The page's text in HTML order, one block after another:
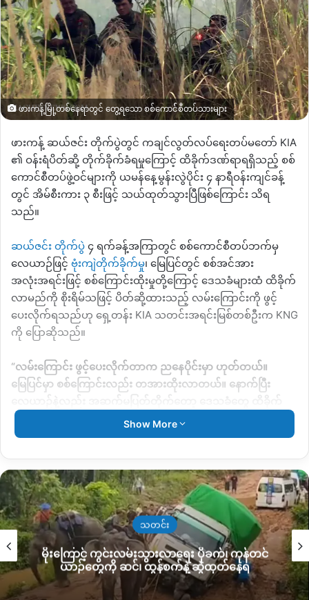
ဖားကန့်မြို့တစ်နေရာတွင် တွေ့ရသော စစ်ကောင််စီတပ်သားများ
ဖားကန့် ဆယ်ဇင်း တိုက်ပွဲတွင် ကချင်လွတ်လပ်ရေးတပ်မတော် KIA
၏ ဝန်းရံပိတ်ဆို့ တိုက်ခိုက်ခံရမှုကြောင့် ထိခိုက်ဒဏ်ရာရရှိသည့် စစ်
ကောင်စီတပ်ဖွဲ့ဝင်များကို ယမန်နေ့မွန်းလွဲပိုင်း ၄ နာရီဝန်းကျင်ခန့်
တွင် အိမ်စီးကား ၃ စီးဖြင့် သယ်ထုတ်သွားပြီဖြစ်ကြောင်း သိရ
သည်။
ဆယ်ဇင်း တိုက်ပွဲ ၄ ရက်ခန့်အကြာတွင် စစ်ကောင်စီတပ်ဘက်မှ
လေယာဉ်ဖြင့် ဗုံးကျဲတိုက်ခိုက်မှု၊ မြေပြင်တွင် စစ်အင်အား
အလုံးအရင်းဖြင့် စစ်ကြောင်းထိုးမှုတို့ကြောင့် ဒေသခံများထံ ထိခိုက်
လာမည်ကို စိုးရိမ်သဖြင့် ပိတ်ဆို့ထားသည့် လမ်းကြောင်းကို ဖွင့်
ပေးလိုက်ရသည်ဟု ရှေ့တန်း KIA သတင်းအရင်းမြစ်တစ်ဦးက KNG
ကို ပြောဆိုသည်။
“လမ်းကြောင်း ဖွင့်ပေးလိုက်တာက ညနေပိုင်းမှာ ဟုတ်တယ်။
မြေပြင်မှာ စစ်ကြောင်းလည်း တအားထိုးလာတယ်။ နောက်ပြီး
လာတာမျိုးဖြစ်လာနိုင်တယ်။ ရွာသားတွေကို ငဲ့ညှာတာလည်း ပါ
တယ်။ အဲ့ကြောင့် အထက်အမိန့်နဲ့ လမ်းတွေကို ဖွင့်ပေးလိုက်ရတယ်”
KIA မှ လမ်းကြောင်းဖွင့်ပေးလိုက်သည့် နောက်ပိုင်း စစ်ကောင်စီ
ဘက်မှ အိမ်စီးကား ၃ စီးဖြင့် ဒဏ်ရာရ စစ်သား ၃၀ ဝန်းကျင်ခန့်ကို
၆ ကြိမ်ထက်မနည်း လာရောက်သယ်ထုတ်သွားပြီး ဆယ်ဇင်း စစ်
ကောင်စီ ခလရ ၁၁၉ စခန်းသို့ သယ်ဆောင်သွားကြသည်ဟု ဆက်
ဆိုသည်။
ယနေ့နံနက်ပိုင်း KIA အဖွဲ့မှ ထိုတိုက်ပွဲဖြစ်ပွားခဲ့သော နေရာသို့
Show More
သတင်း
မိုးကြောင့် ကွင်းလမ်းသွားလာရေး ပိုခက်၊ ကုန်တင်
ယာဉ်တွေကို ဆင်၊ ထွန်စက်နဲ့ ဆွဲထုတ်နေရ